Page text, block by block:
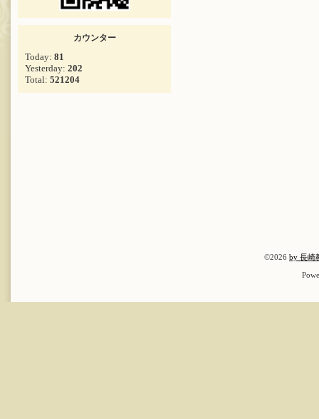
カウンター
Today: 81
Yesterday: 202
Total: 521204
©2026 by 長崎